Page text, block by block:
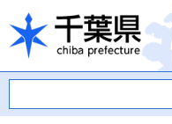
千葉